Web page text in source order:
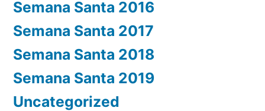
Semana Santa 2016
Semana Santa 2017
Semana Santa 2018
Semana Santa 2019
Uncategorized